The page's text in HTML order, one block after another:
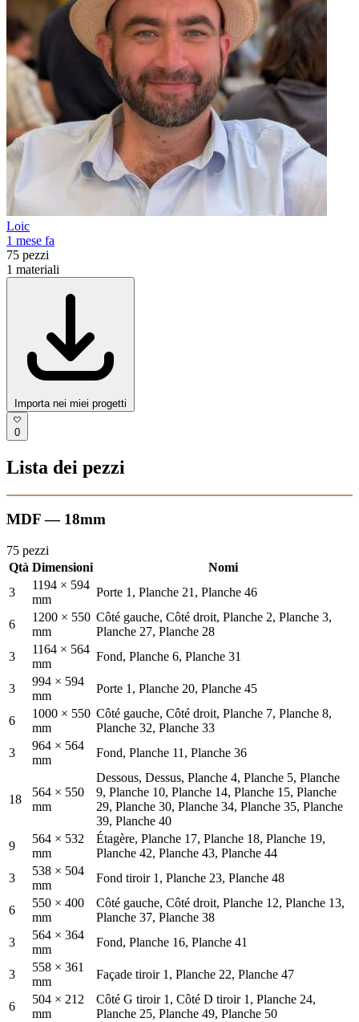
Loic
1 mese fa
75 pezzi
1 materiali
Importa nei miei progetti
0
Lista dei pezzi
MDF — 18mm
75 pezzi
Qtà Dimensioni
Nomi
3
1194 × 594
mm
Porte 1, Planche 21, Planche 46
6
1200 × 550
mm
Côté gauche, Côté droit, Planche 2, Planche 3,
Planche 27, Planche 28
3
1164 × 564
mm
Fond, Planche 6, Planche 31
3
994 × 594
mm
Porte 1, Planche 20, Planche 45
6
1000 × 550
mm
Côté gauche, Côté droit, Planche 7, Planche 8,
Planche 32, Planche 33
3
964 × 564
mm
Fond, Planche 11, Planche 36
18
564 × 550
mm
Dessous, Dessus, Planche 4, Planche 5, Planche
9, Planche 10, Planche 14, Planche 15, Planche
29, Planche 30, Planche 34, Planche 35, Planche
39, Planche 40
9
564 × 532
mm
Étagère, Planche 17, Planche 18, Planche 19,
Planche 42, Planche 43, Planche 44
3
538 × 504
mm
Fond tiroir 1, Planche 23, Planche 48
6
550 × 400
mm
Côté gauche, Côté droit, Planche 12, Planche 13,
Planche 37, Planche 38
3
564 × 364
mm
Fond, Planche 16, Planche 41
3
558 × 361
mm
Façade tiroir 1, Planche 22, Planche 47
6
504 × 212
mm
Côté G tiroir 1, Côté D tiroir 1, Planche 24,
Planche 25, Planche 49, Planche 50